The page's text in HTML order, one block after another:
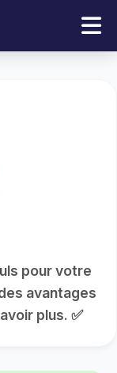
pour votre
avantages
plus. ✅